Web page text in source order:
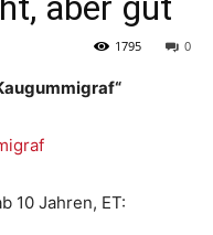
0
1795
10 Jahren, ET: